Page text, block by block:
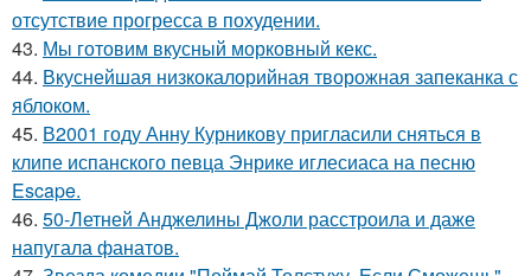
отсутствие прогресса в похудении.
43. Мы готовим вкусный морковный кекс.
44. Вкуснейшая низкокалорийная творожная запеканка с
яблоком.
45. В2001 году Анну Курникову пригласили сняться в
клипе испанского певца Энрике иглесиаса на песню
Escape.
46. 50-Летней Анджелины Джоли расстроила и даже
напугала фанатов.